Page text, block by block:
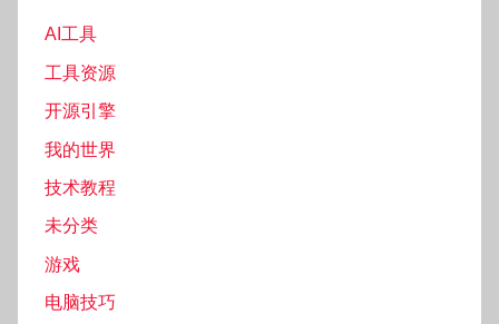
AI工具
工具资源
开源引擎
我的世界
技术教程
未分类
游戏
电脑技巧